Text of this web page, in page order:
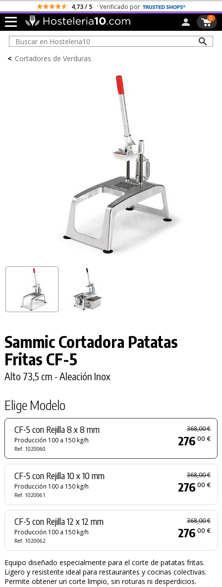
4,73 / 5 · Verificado por
0
< Cortadores de Verduras
Sammic Cortadora Patatas
Fritas CF-5
Alto 73,5 cm - Aleación Inox
Elige Modelo
CF-5 con Rejilla 8 x 8 mm
Producción 100 a 150 kg/h
Ref. 1020060
368,00 €
276 00 €
CF-5 con Rejilla 10 x 10 mm
Producción 100 a 150 kg/h
Ref. 1020061
368,00 €
276 00 €
CF-5 con Rejilla 12 x 12 mm
Producción 100 a 150 kg/h
Ref. 1020062
368,00 €
276 00 €
Equipo diseñado especialmente para el corte de patatas fritas.
Ligero y resistente ideal para restaurantes y cocinas colectivas.
Permite obtener un corte limpio, sin roturas ni desperdicios.